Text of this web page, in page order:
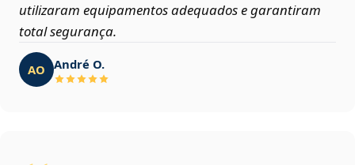
utilizaram equipamentos adequados e garantiram
total segurança.
AO André O.